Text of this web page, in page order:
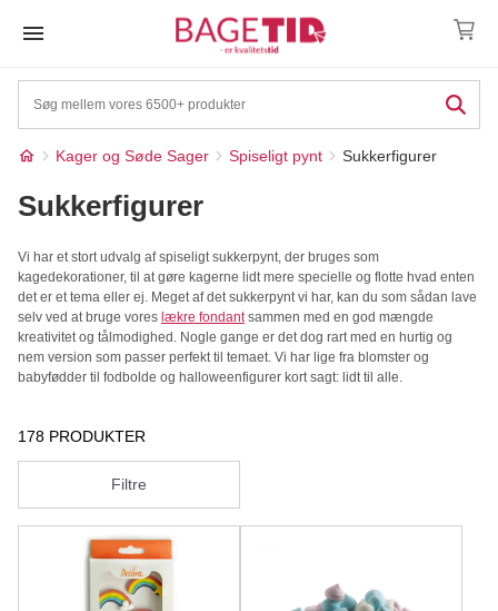
Kager og Søde Sager Spiseligt pynt Sukkerfigurer
Sukkerfigurer
Vi har et stort udvalg af spiseligt sukkerpynt, der bruges som
kagedekorationer, til at gøre kagerne lidt mere specielle og flotte hvad enten
det er et tema eller ej. Meget af det sukkerpynt vi har, kan du som sådan lave
selv ved at bruge vores lækre fondant sammen med en god mængde
kreativitet og tålmodighed. Nogle gange er det dog rart med en hurtig og
nem version som passer perfekt til temaet. Vi har lige fra blomster og
babyfødder til fodbolde og halloweenfigurer kort sagt: lidt til alle.
178 PRODUKTER
Filtre